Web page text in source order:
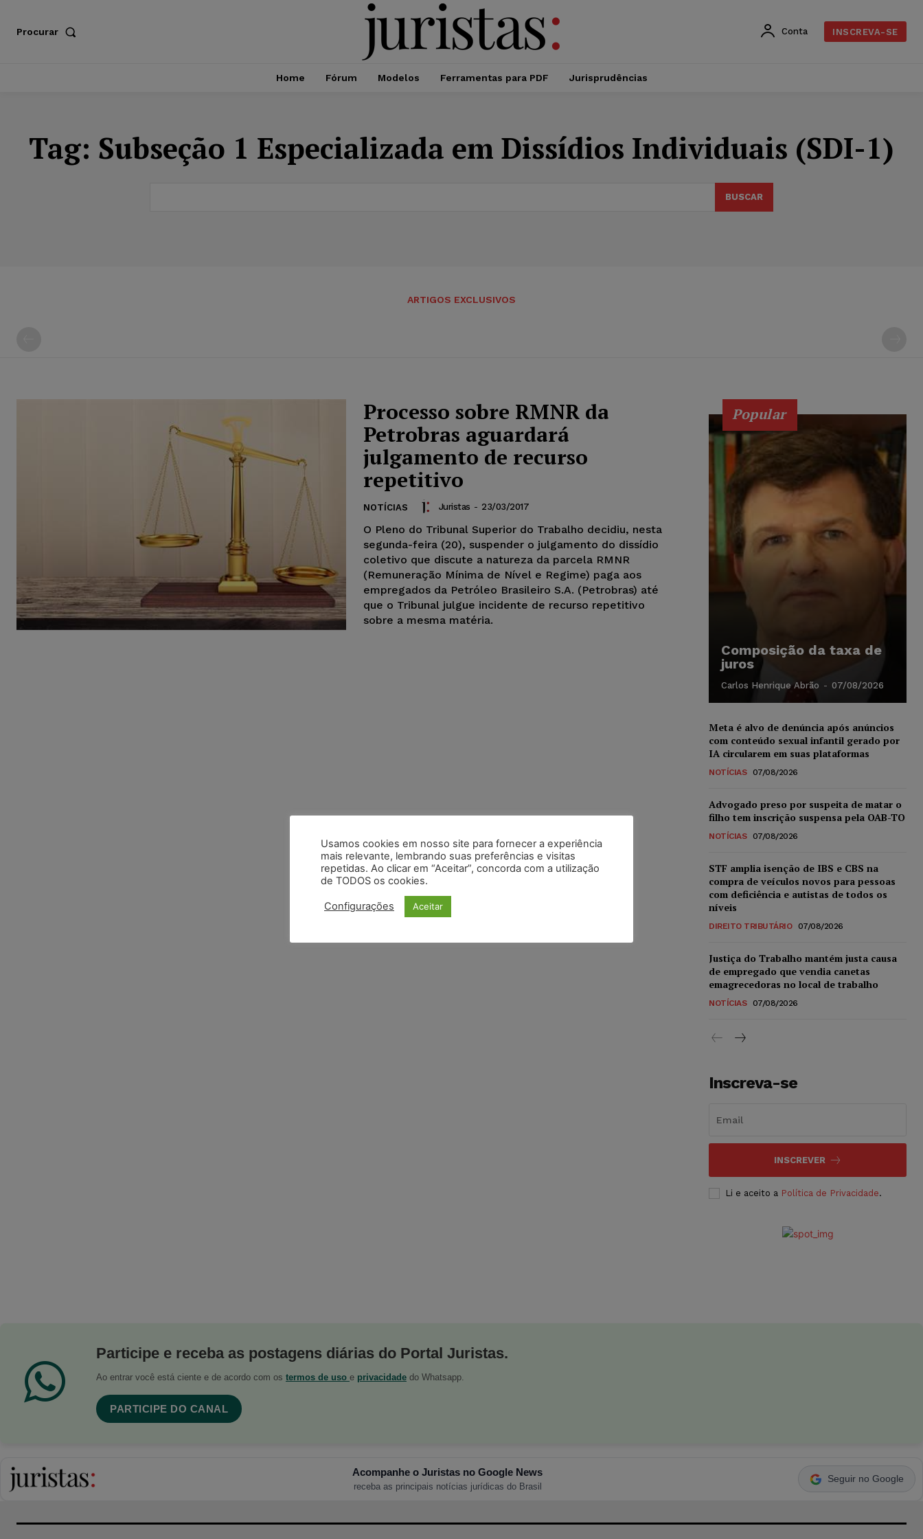
Procurar Conta INSCREVA-SE
Home Fórum Modelos Ferramentas para PDF Jurisprudências
Tag: Subseção 1 Especializada em Dissídios Individuais (SDI-1)
BUSCAR
ARTIGOS EXCLUSIVOS
Processo sobre RMNR da
Petrobras aguardará
julgamento de recurso
repetitivo
NOTÍCIAS Juristas - 23/03/2017
O Pleno do Tribunal Superior do Trabalho decidiu, nesta
segunda-feira (20), suspender o julgamento do dissídio
coletivo que discute a natureza da parcela RMNR
(Remuneração Mínima de Nível e Regime) paga aos
empregados da Petróleo Brasileiro S.A. (Petrobras) até
que o Tribunal julgue incidente de recurso repetitivo
sobre a mesma matéria.
Popular
Composição da taxa de
juros
Carlos Henrique Abrão - 07/08/2026
Meta é alvo de denúncia após anúncios
com conteúdo sexual infantil gerado por
IA circularem em suas plataformas
NOTÍCIAS 07/08/2026
Advogado preso por suspeita de matar o
filho tem inscrição suspensa pela OAB-TO
NOTÍCIAS 07/08/2026
STF amplia isenção de IBS e CBS na
compra de veículos novos para pessoas
com deficiência e autistas de todos os
níveis
DIREITO TRIBUTÁRIO 07/08/2026
Justiça do Trabalho mantém justa causa
de empregado que vendia canetas
emagrecedoras no local de trabalho
NOTÍCIAS 07/08/2026
Inscreva-se
INSCREVER
Li e aceito a Política de Privacidade.
Participe e receba as postagens diárias do Portal Juristas.
Ao entrar você está ciente e de acordo com os termos de uso e privacidade do Whatsapp.
PARTICIPE DO CANAL
Acompanhe o Juristas no Google News
receba as principais notícias jurídicas do Brasil
Seguir no Google
Usamos cookies em nosso site para fornecer a experiência
mais relevante, lembrando suas preferências e visitas
repetidas. Ao clicar em “Aceitar”, concorda com a utilização
de TODOS os cookies.
Configurações Aceitar